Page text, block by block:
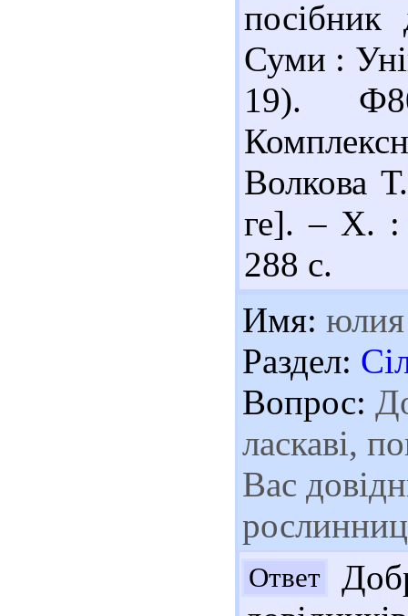
Суми :
19).
Волкова
ге]. – Х. :
288 с.
Имя: юлия
Раздел:
Вопрос:
ласкаві,
Вас
Ответ